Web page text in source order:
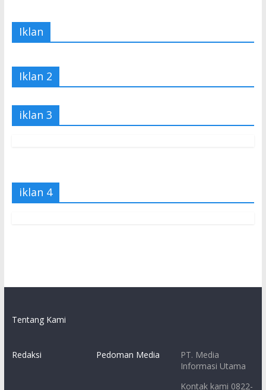
Iklan
Iklan 2
iklan 3
iklan 4
Tentang Kami
Redaksi Pedoman Media
PT. Media
Informasi Utama
Kontak kami 0822-